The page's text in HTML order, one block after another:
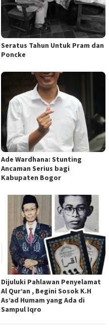
Seratus Tahun Untuk Pram dan
Poncke
Ade Wardhana: Stunting
Ancaman Serius bagi
Kabupaten Bogor
Dijuluki Pahlawan Penyelamat
Al Qur’an , Begini Sosok K.H
As’ad Humam yang Ada di
Sampul Iqro